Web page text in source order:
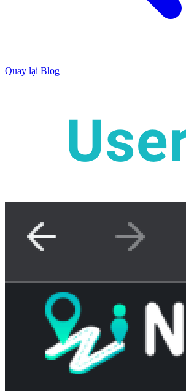
Quay lại Blog